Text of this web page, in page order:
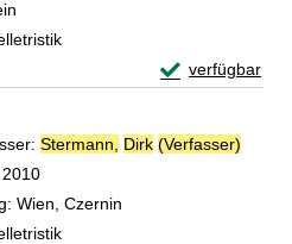
verfügbar
Exemplar-
Stermann, Dirk (Verfasser)
2010
Wien, Czernin